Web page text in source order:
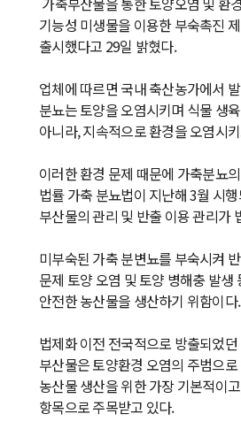
기능성 미생물을 이용한 부숙촉진
출시했다고 29일 밝혔다.
업체에 따르면 국내 축산농가에서
분뇨는 토양을 오염시키며 식물 생
아니라, 지속적으로 환경을 오염시
이러한 환경 문제 때문에 가축분뇨
법률 가축 분뇨법이 지난해 3월 시
부산물의 관리 및 반출 이용 관리가
미부숙된 가축 분변뇨를 부숙시켜
문제 토양 오염 및 토양 병해충 발생
안전한 농산물을 생산하기 위함이다.
법제화 이전 전국적으로 방출되었
부산물은 토양환경 오염의 주범으
농산물 생산을 위한 가장 기본적이
항목으로 주목받고 있다.